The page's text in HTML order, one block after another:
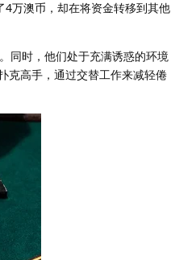
万澳币，却在将资金转移到其他
同时，他们处于充满诱惑的环境
克高手，通过交替工作来减轻倦